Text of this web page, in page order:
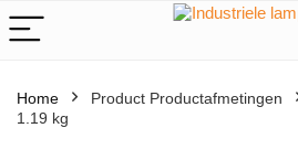
Home Product Productafmetingen
1.19 kg